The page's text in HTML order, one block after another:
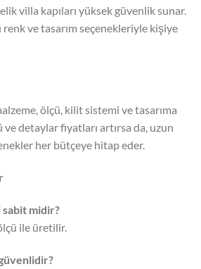
villa kapıları yüksek güvenlik sunar.
ve tasarım seçenekleriyle kişiye
ölçü, kilit sistemi ve tasarıma
detaylar fiyatları artırsa da, uzun
her bütçeye hitap eder.
sabit midir?
ile üretilir.